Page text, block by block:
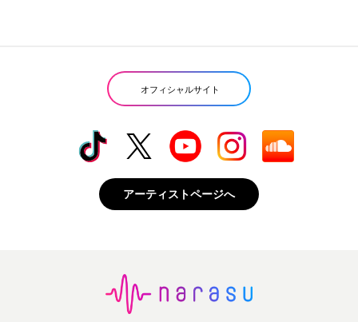
オフィシャルサイト
アーティストページへ